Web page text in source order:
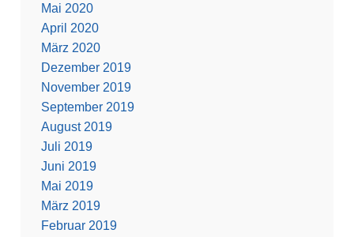
Mai 2020
April 2020
März 2020
Dezember 2019
November 2019
September 2019
August 2019
Juli 2019
Juni 2019
Mai 2019
März 2019
Februar 2019